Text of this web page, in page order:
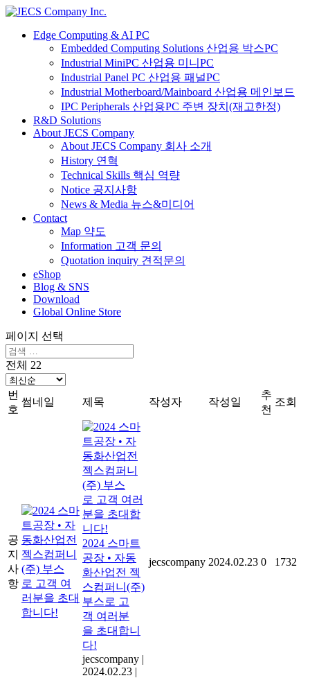
Edge Computing & AI PC
Embedded Computing Solutions 산업용 박스PC
Industrial MiniPC 산업용 미니PC
Industrial Panel PC 산업용 패널PC
Industrial Motherboard/Mainboard 산업용 메인보드
IPC Peripherals 산업용PC 주변 장치(재고한정)
R&D Solutions
About JECS Company
About JECS Company 회사 소개
History 연혁
Technical Skills 핵심 역량
Notice 공지사항
News & Media 뉴스&미디어
Contact
Map 약도
Information 고객 문의
Quotation inquiry 견적문의
eShop
Blog & SNS
Download
Global Online Store
페이지 선택
전체 22
번
호
썸네일 제목 작성자 작성일
추
천
조회
공
지
사
항
2024 스마트
공장 • 자동
화산업전 젝
스컴퍼니(주)
부스로 고
객 여러분
을 초대합니
다!
jecscompany |
2024.02.23 |
jecscompany 2024.02.23 0 1732